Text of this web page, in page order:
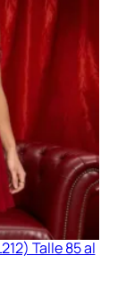
Talle 85 al